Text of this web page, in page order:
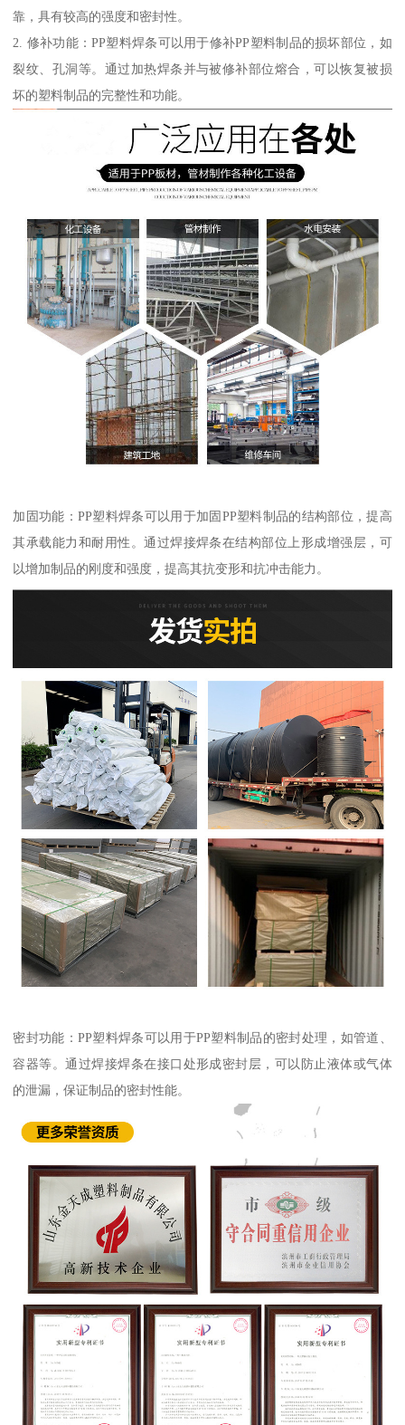
靠，具有较高的强度和密封性。
2. 修补功能：PP塑料焊条可以用于修补PP塑料制品的损坏部位，如
裂纹、孔洞等。通过加热焊条并与被修补部位熔合，可以恢复被损
坏的塑料制品的完整性和功能。
加固功能：PP塑料焊条可以用于加固PP塑料制品的结构部位，提高
其承载能力和耐用性。通过焊接焊条在结构部位上形成增强层，可
以增加制品的刚度和强度，提高其抗变形和抗冲击能力。
密封功能：PP塑料焊条可以用于PP塑料制品的密封处理，如管道、
容器等。通过焊接焊条在接口处形成密封层，可以防止液体或气体
的泄漏，保证制品的密封性能。